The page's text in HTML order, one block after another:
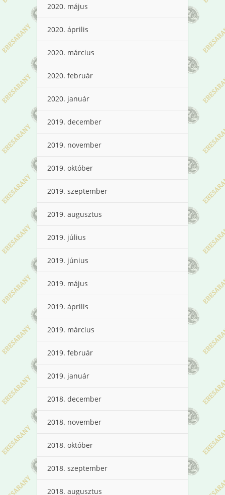
2020. május
2020. április
2020. március
2020. február
2020. január
2019. december
2019. november
2019. október
2019. szeptember
2019. augusztus
2019. július
2019. június
2019. május
2019. április
2019. március
2019. február
2019. január
2018. december
2018. november
2018. október
2018. szeptember
2018. augusztus